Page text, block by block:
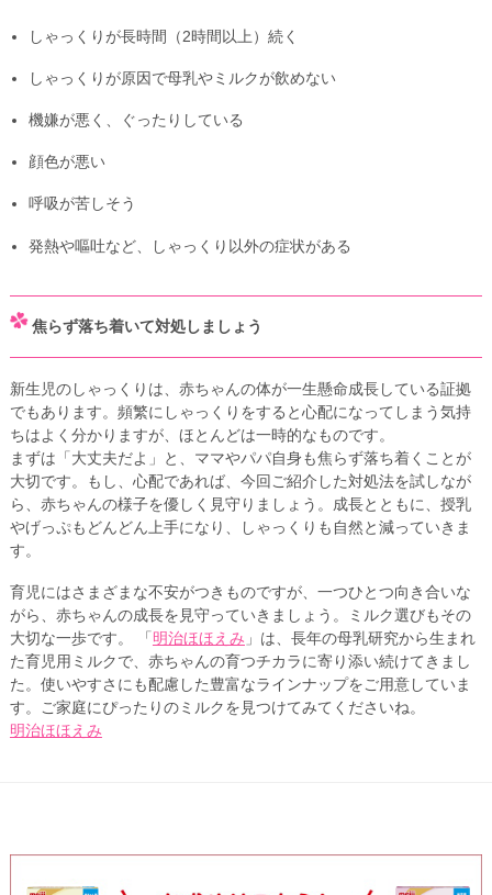
しゃっくりが長時間（2時間以上）続く
しゃっくりが原因で母乳やミルクが飲めない
機嫌が悪く、ぐったりしている
顔色が悪い
呼吸が苦しそう
発熱や嘔吐など、しゃっくり以外の症状がある
焦らず落ち着いて対処しましょう
新生児のしゃっくりは、赤ちゃんの体が一生懸命成長している証拠
でもあります。頻繁にしゃっくりをすると心配になってしまう気持
ちはよく分かりますが、ほとんどは一時的なものです。
まずは「大丈夫だよ」と、ママやパパ自身も焦らず落ち着くことが
大切です。もし、心配であれば、今回ご紹介した対処法を試しなが
ら、赤ちゃんの様子を優しく見守りましょう。成長とともに、授乳
やげっぷもどんどん上手になり、しゃっくりも自然と減っていきま
す。
育児にはさまざまな不安がつきものですが、一つひとつ向き合いな
がら、赤ちゃんの成長を見守っていきましょう。ミルク選びもその
大切な一歩です。 「 明治ほほえみ 」は、長年の母乳研究から生まれ
た育児用ミルクで、赤ちゃんの育つチカラに寄り添い続けてきまし
た。使いやすさにも配慮した豊富なラインナップをご用意していま
す。ご家庭にぴったりのミルクを見つけてみてくださいね。
明治ほほえみ